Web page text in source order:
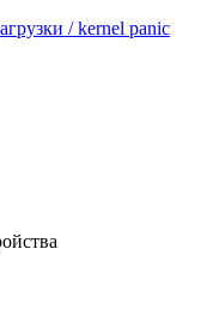
/ kernel panic